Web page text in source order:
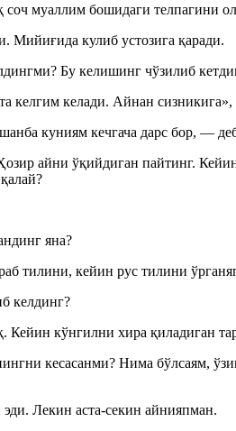
муаллим бошидаги телпагини
Мийиғида кулиб устозига қаради.
Бу келишинг чўзилиб
келгим келади. Айнан
куниям кечгача дарс бор, —
айни ўқийдиган пайтинг. Кейин
яна?
тилини, кейин рус тилини
келдинг?
Кейин кўнгилни хира қиладиган
кесасанми? Нима бўлсаям,
Лекин аста-секин айнияпман.